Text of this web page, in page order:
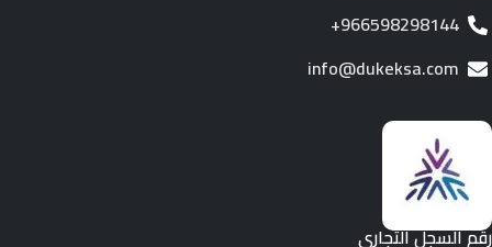
966598298144+
info@dukeksa.com
رقم السجل التجاري